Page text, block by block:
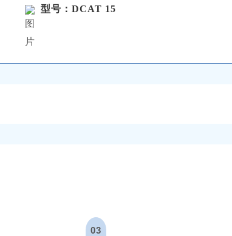
型号：DCAT 15
03